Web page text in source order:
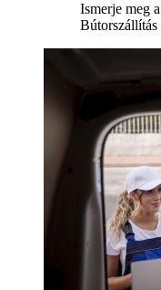
Ismerje meg
Bútorszállítás